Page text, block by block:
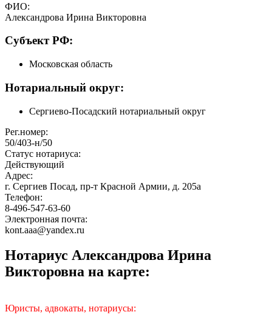
ФИО:
Александрова Ирина Викторовна
Cубъект РФ:
Московская область
Нотариальный округ:
Сергиево-Посадский нотариальный округ
Рег.номер:
50/403-н/50
Статус нотариуса:
Действующий
Адрес:
г. Сергиев Посад, пр-т Красной Армии, д. 205а
Телефон:
8-496-547-63-60
Электронная почта:
kont.aaa@yandex.ru
Нотариус Александрова Ирина
Викторовна на карте:
Юристы, адвокаты, нотариусы: